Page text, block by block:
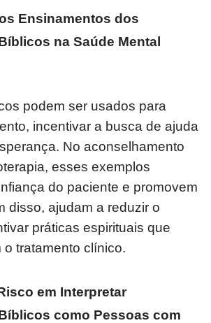
Ensinamentos dos
na Saúde Mental
podem ser usados para
incentivar a busca de ajuda
No aconselhamento
esses exemplos
do paciente e promovem
disso, ajudam a reduzir o
práticas espirituais que
tratamento clínico.
em Interpretar
como Pessoas com